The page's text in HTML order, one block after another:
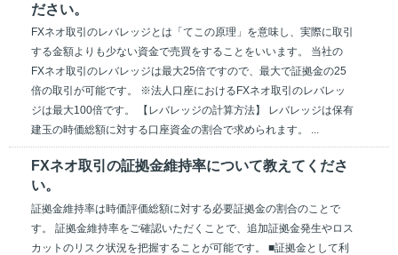
ださい。
FXネオ取引のレバレッジとは「てこの原理」を意味し、実際に取引
する金額よりも少ない資金で売買をすることをいいます。 当社の
FXネオ取引のレバレッジは最大25倍ですので、最大で証拠金の25
倍の取引が可能です。 ※法人口座におけるFXネオ取引のレバレッ
ジは最大100倍です。 【レバレッジの計算方法】 レバレッジは保有
建玉の時価総額に対する口座資金の割合で求められます。 ...
FXネオ取引の証拠金維持率について教えてくださ
い。
証拠金維持率は時価評価総額に対する必要証拠金の割合のことで
す。 証拠金維持率をご確認いただくことで、追加証拠金発生やロス
カットのリスク状況を把握することが可能です。 ■証拠金として利